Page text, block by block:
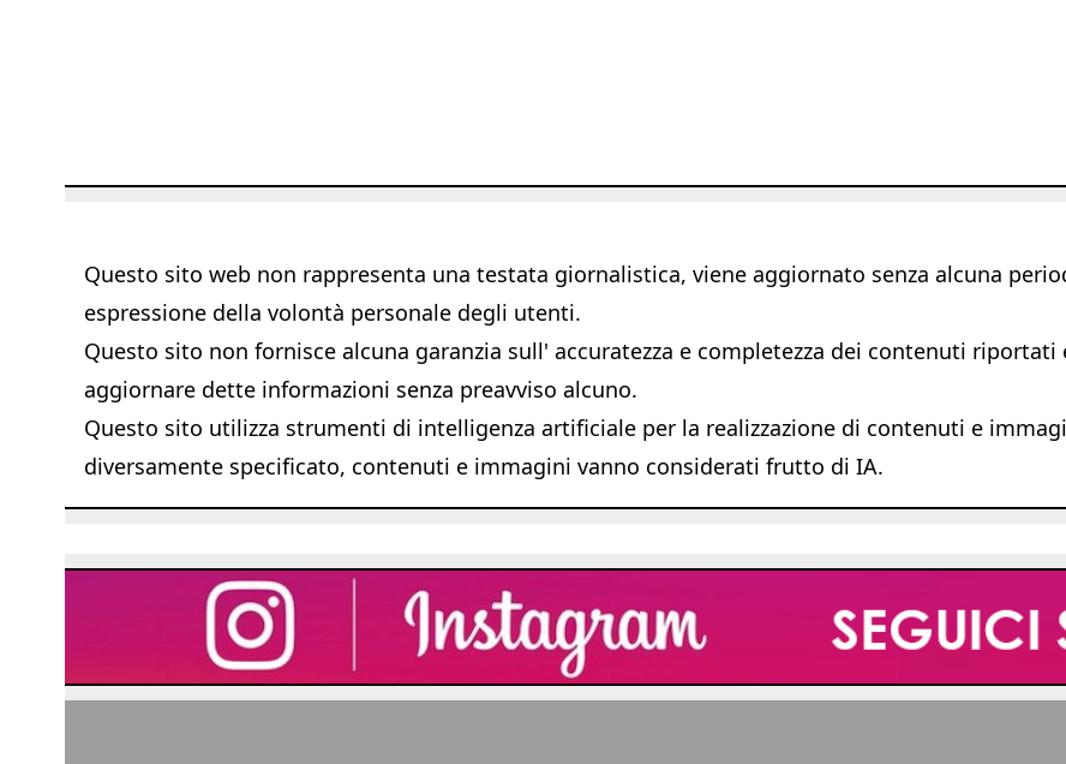
Questo sito web non rappresenta una testata giornalistica, viene aggiornato senza alcuna
espressione della volontà personale degli utenti.
Questo sito non fornisce alcuna garanzia sull' accuratezza e completezza dei contenuti
aggiornare dette informazioni senza preavviso alcuno.
Questo sito utilizza strumenti di intelligenza artificiale per la realizzazione di contenuti e
diversamente specificato, contenuti e immagini vanno considerati frutto di IA.